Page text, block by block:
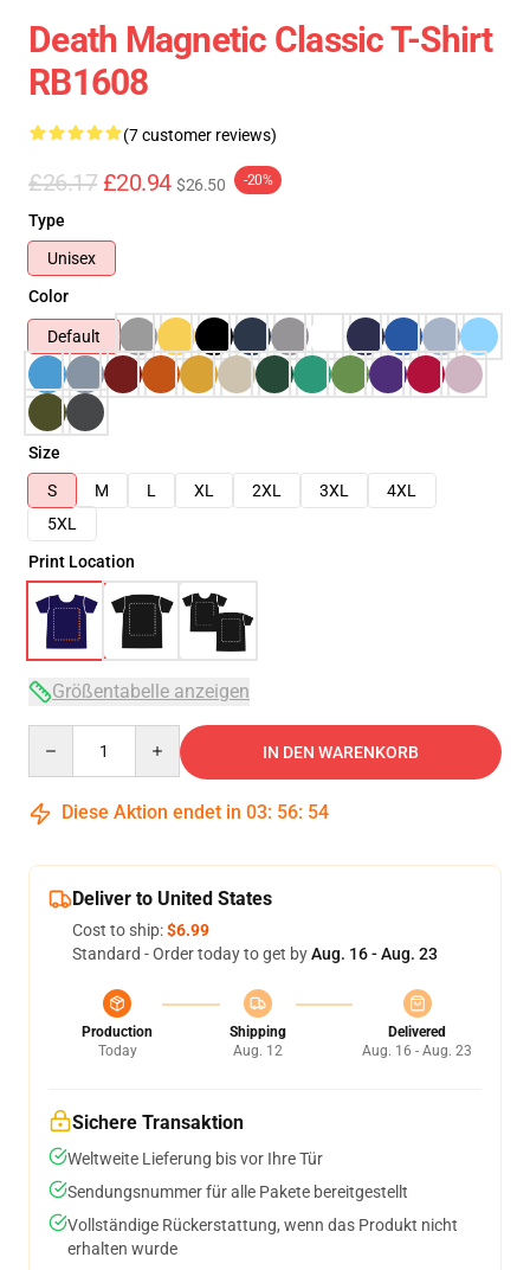
Death Magnetic Classic T-Shirt
RB1608
(7 customer reviews)
£26.17 £20.94 $26.50 -20%
Type
Unisex
Color
Default
Size
S
M L XL 2XL 3XL
4XL
5XL
Print Location
Größentabelle anzeigen
IN DEN WARENKORB
Diese Aktion endet in 03: 56: 54
Deliver to United States
Cost to ship:$6.99
Standard - Order today to get byAug. 16 - Aug. 23
Production
Today
Shipping
Aug. 12
Delivered
Aug. 16 - Aug. 23
Sichere Transaktion
Weltweite Lieferung bis vor Ihre Tür
Sendungsnummer für alle Pakete bereitgestellt
Vollständige Rückerstattung, wenn das Produkt nicht
erhalten wurde